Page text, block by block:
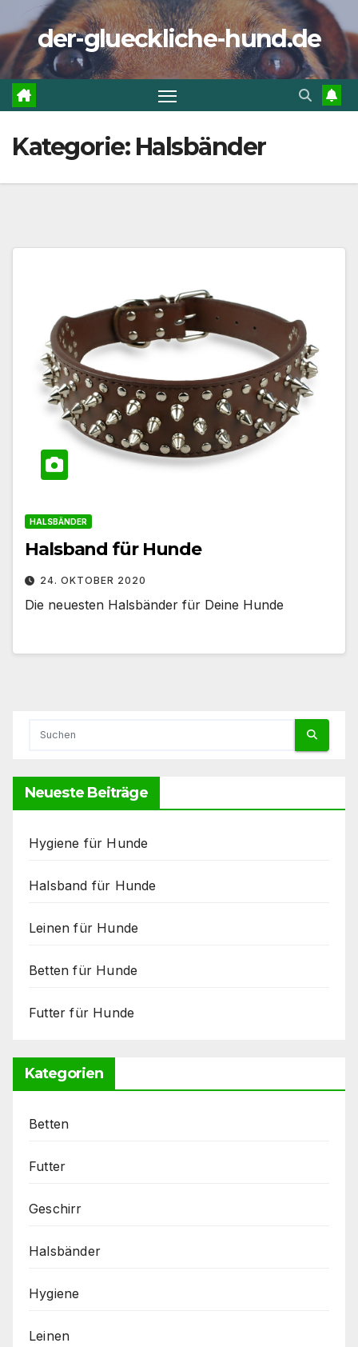
Inhalt
springen
der-glueckliche-hund.de
Kategorie: Halsbänder
HALSBÄNDER
Halsband für Hunde
24. OKTOBER 2020
Die neuesten Halsbänder für Deine Hunde
Neueste Beiträge
Hygiene für Hunde
Halsband für Hunde
Leinen für Hunde
Betten für Hunde
Futter für Hunde
Kategorien
Betten
Futter
Geschirr
Halsbänder
Hygiene
Leinen